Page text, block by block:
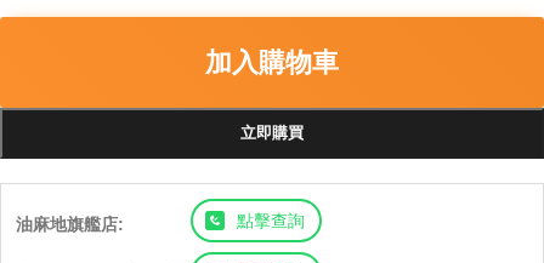
加入購物車
立即購買
油麻地旗艦店: 點擊查詢